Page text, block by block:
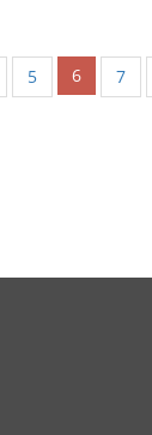
5 6 7